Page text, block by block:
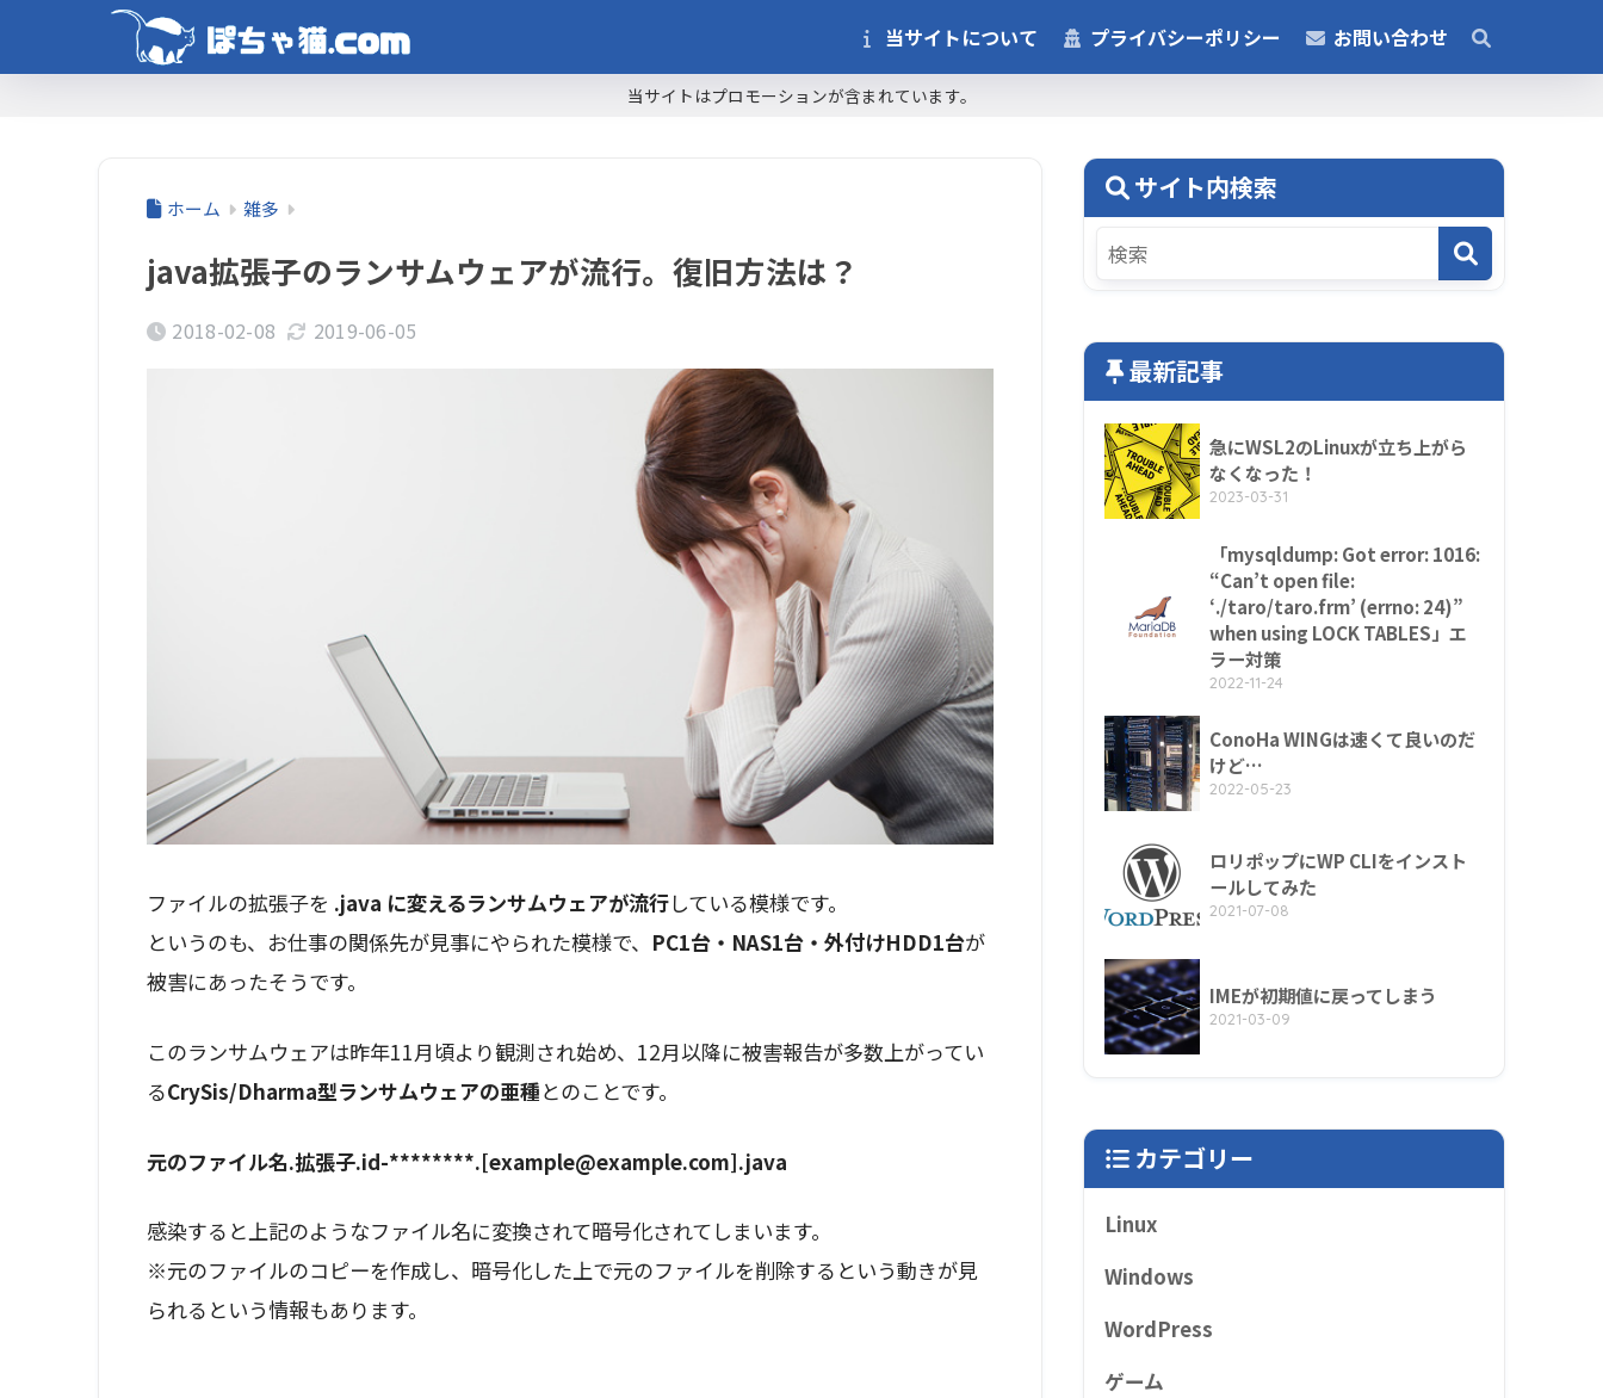
当サイトについて プライバシーポリシー お問い合わせ
当サイトはプロモーションが含まれています。
ホーム 雑多
java拡張子のランサムウェアが流行。復旧方法は？
2018-02-08 2019-06-05
ファイルの拡張子を .java に変えるランサムウェアが流行している模様です。
というのも、お仕事の関係先が見事にやられた模様で、 PC1台・NAS1台・外付けHDD1台が
被害にあったそうです。
このランサムウェアは昨年11月頃より観測され始め、12月以降に被害報告が多数上がってい
るCrySis/Dharma型ランサムウェアの亜種とのことです。
元のファイル名.拡張子.id-********.[example@example.com].java
感染すると上記のようなファイル名に変換されて暗号化されてしまいます。
※元のファイルのコピーを作成し、暗号化した上で元のファイルを削除するという動きが見
られるという情報もあります。
サイト内検索
最新記事
急にWSL2のLinuxが立ち上がら
なくなった！
2023-03-31
「mysqldump: Got error: 1016:
“Can’t open file:
‘./taro/taro.frm’ (errno: 24)”
when using LOCK TABLES」エ
ラー対策
2022-11-24
ConoHa WINGは速くて良いのだ
けど…
2022-05-23
ロリポップにWP CLIをインスト
ールしてみた
2021-07-08
IMEが初期値に戻ってしまう
2021-03-09
カテゴリー
Linux
Windows
WordPress
ゲーム